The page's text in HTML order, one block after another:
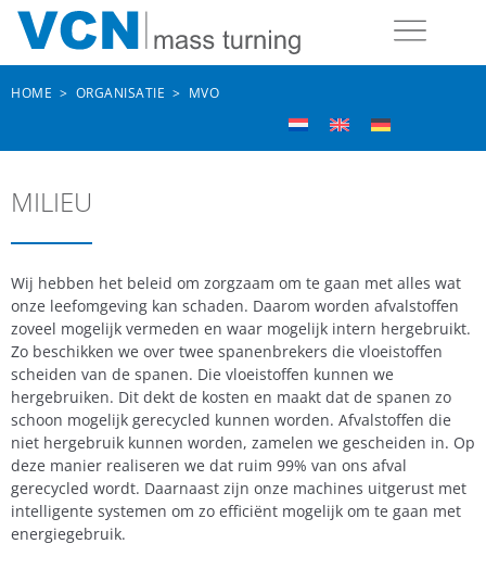
HOME > ORGANISATIE > MVO
MILIEU
Wij hebben het beleid om zorgzaam om te gaan met alles wat
onze leefomgeving kan schaden. Daarom worden afvalstoffen
zoveel mogelijk vermeden en waar mogelijk intern hergebruikt.
Zo beschikken we over twee spanenbrekers die vloeistoffen
scheiden van de spanen. Die vloeistoffen kunnen we
hergebruiken. Dit dekt de kosten en maakt dat de spanen zo
schoon mogelijk gerecycled kunnen worden. Afvalstoffen die
niet hergebruik kunnen worden, zamelen we gescheiden in. Op
deze manier realiseren we dat ruim 99% van ons afval
gerecycled wordt. Daarnaast zijn onze machines uitgerust met
intelligente systemen om zo efficiënt mogelijk om te gaan met
energiegebruik.